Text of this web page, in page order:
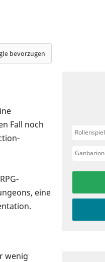
bevorzugen
Fall noch
eine
wenig
Rollenspiel
Ganbarion